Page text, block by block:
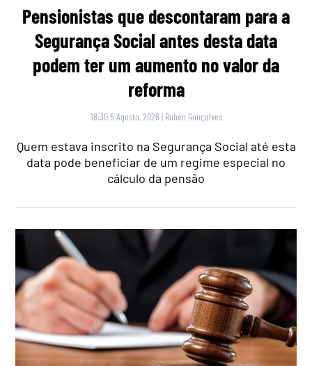
Pensionistas que descontaram para a
Segurança Social antes desta data
podem ter um aumento no valor da
reforma
18:30 5 Agosto, 2026 | Rubén Gonçalves
Quem estava inscrito na Segurança Social até esta
data pode beneficiar de um regime especial no
cálculo da pensão